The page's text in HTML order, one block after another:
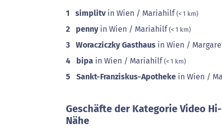
1 simplitvin Wien / Mariahilf(< 1 km)
2 pennyin Wien / Mariahilf(< 1 km)
3 Woracziczky Gasthaus in Wien /
4
bipa in Wien / Mariahilf(< 1 km)
5 Sankt-Franziskus-Apotheke in Wien /
Geschäfte der Kategorie Video
Nähe